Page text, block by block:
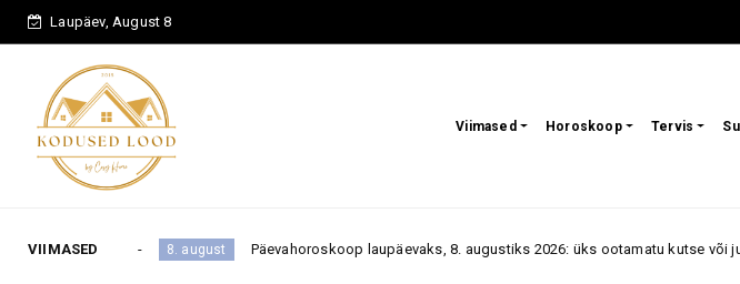
Laupäev, August 8
Viimased Horoskoop Tervis
VIIMASED
8. august Päevahoroskoop laupäevaks, 8. augustiks 2026: üks ootamatu kutse või juhuslik kohtumine